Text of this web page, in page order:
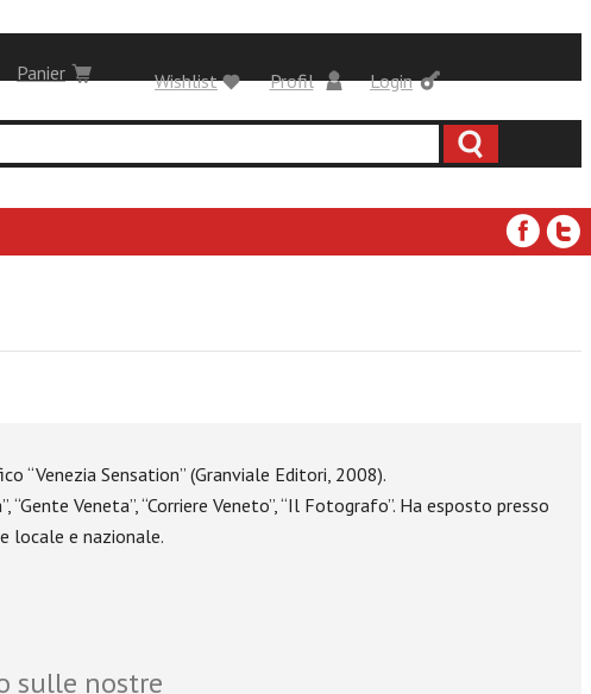
Login
Panier Profil
Wishlist
“Venezia Sensation” (Granviale Editori, 2008).
Veneta”, “Corriere Veneto”, “Il Fotografo”. Ha esposto presso
locale e nazionale.
sulle nostre